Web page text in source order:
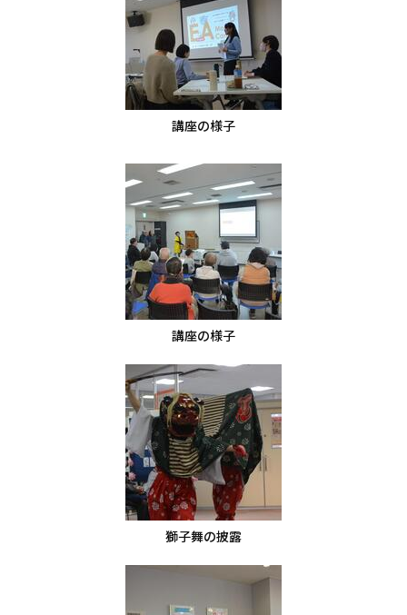
講座の様子
講座の様子
獅子舞の披露